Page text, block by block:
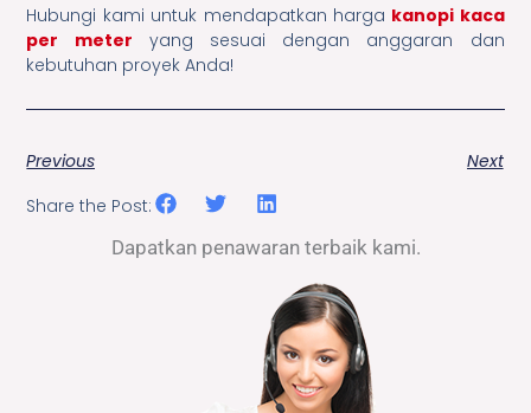
Hubungi kami untuk mendapatkan harga kanopi kaca
per meter yang sesuai dengan anggaran dan
kebutuhan proyek Anda!
Previous
Next
Share the Post:
Dapatkan penawaran terbaik kami.